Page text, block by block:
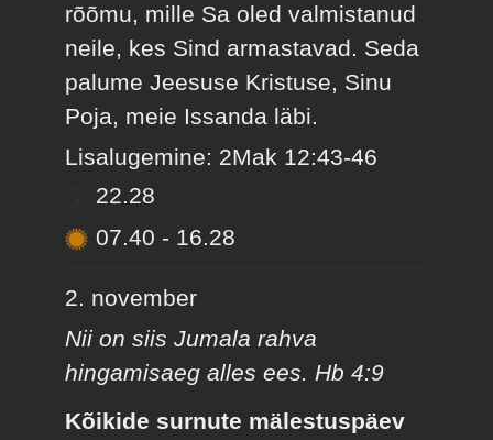
rõõmu, mille Sa oled valmistanud
neile, kes Sind armastavad. Seda
palume Jeesuse Kristuse, Sinu
Poja, meie Issanda läbi.
Lisalugemine: 2Mak 12:43-46
22.28
07.40 - 16.28
2. november
Nii on siis Jumala rahva
hingamisaeg alles ees. Hb 4:9
Kõikide surnute mälestuspäev